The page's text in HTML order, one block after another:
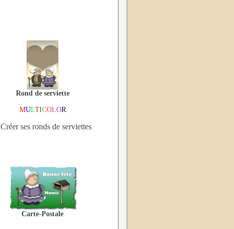
Rond de serviette
MULTICOLOR
Créer ses ronds de serviettes
Carte-Postale